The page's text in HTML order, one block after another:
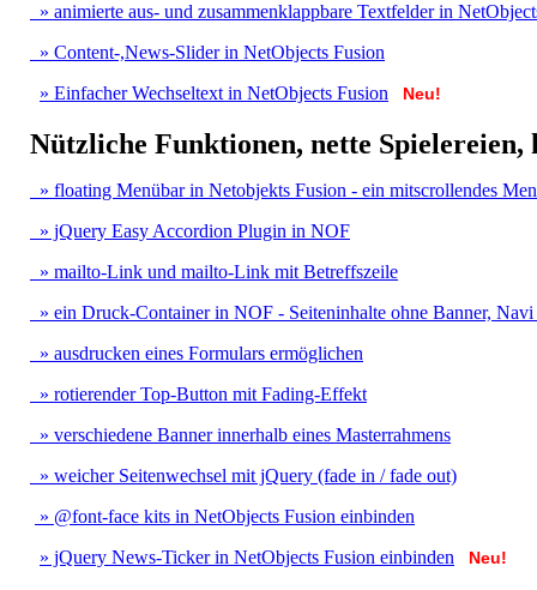
» animierte aus- und zusammenklappbare Textfelder in
» Content-,News-Slider in NetObjects Fusion
» Einfacher Wechseltext in NetObjects Fusion
Neu!
Nützliche Funktionen, nette Spielereien,
» floating Menübar in Netobjekts Fusion - ein mitscrollendes
» jQuery Easy Accordion Plugin in NOF
» mailto-Link und mailto-Link mit Betreffszeile
» ein Druck-Container in NOF - Seiteninhalte ohne Banner,
» ausdrucken eines Formulars ermöglichen
» rotierender Top-Button mit Fading-Effekt
» verschiedene Banner innerhalb eines Masterrahmens
» weicher Seitenwechsel mit jQuery (fade in / fade out)
» @font-face kits in NetObjects Fusion einbinden
» jQuery News-Ticker in NetObjects Fusion einbinden
Neu!